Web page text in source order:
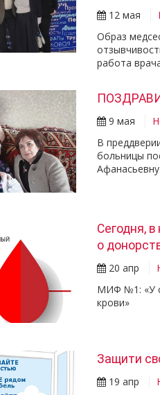
12 мая
Образ
работа
9 мая
В
больницы
Афанасьевну
Сегодня,
о
20 апр
МИФ №1: «У
крови»
Защити
19 апр